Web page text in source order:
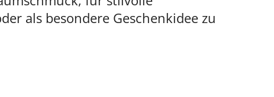
als besondere Geschenkidee zu